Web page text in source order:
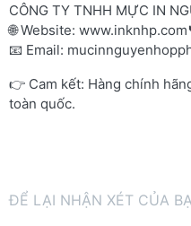
CÔNG TY TNHH MỰC IN
🌐 Website: www.inknhp.com
📧 Email:
👉 Cam kết: Hàng chính
toàn quốc.
ĐỂ LẠI NHẬN XÉT CỦA